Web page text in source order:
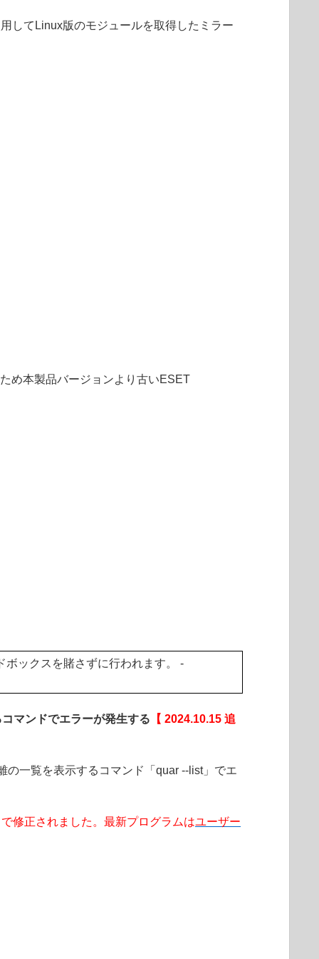
してLinux版のモジュールを取得したミラー
め本製品バージョンより古いESET
ボックスを賭さずに行われます。 -
マンドでエラーが発生する 【 2024.10.15 追
一覧を表示するコマンド「quar --list」でエ
修正されました。最新プログラムはユーザー